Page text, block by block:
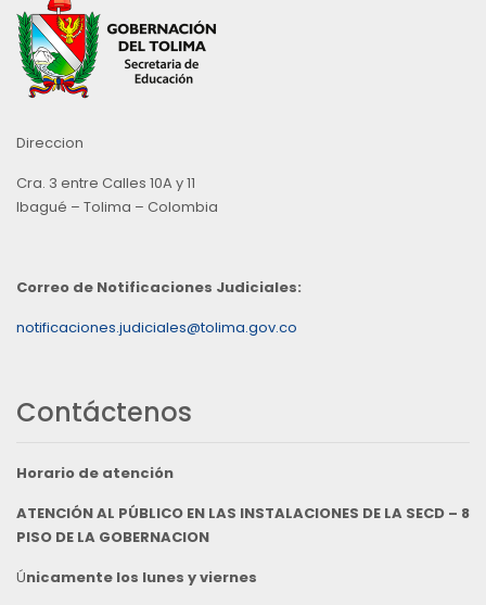
Direccion
Cra. 3 entre Calles 10A y 11
Ibagué – Tolima – Colombia
Correo de Notificaciones Judiciales:
notificaciones.judiciales@tolima.gov.co
Contáctenos
Horario de atención
ATENCIÓN AL PÚBLICO EN LAS INSTALACIONES DE LA SECD – 8
PISO DE LA GOBERNACION
Únicamente los lunes y viernes